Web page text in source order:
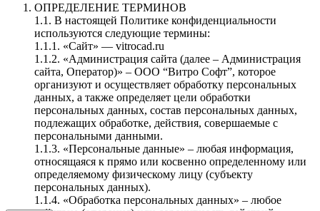
ОПРЕДЕЛЕНИЕ ТЕРМИНОВ
1.1. В настоящей Политике конфиденциальности
используются следующие термины:
1.1.1. «Сайт» — vitrocad.ru
1.1.2. «Администрация сайта (далее – Администрация
сайта, Оператор)» – ООО “Витро Софт”, которое
организуют и осуществляет обработку персональных
данных, а также определяет цели обработки
персональных данных, состав персональных данных,
подлежащих обработке, действия, совершаемые с
персональными данными.
1.1.3. «Персональные данные» – любая информация,
относящаяся к прямо или косвенно определенному или
определяемому физическому лицу (субъекту
персональных данных).
1.1.4. «Обработка персональных данных» – любое